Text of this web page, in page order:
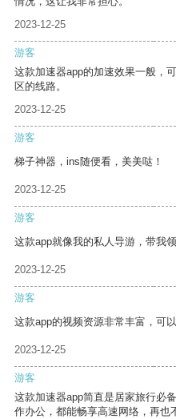
2023-12-25
游客
这款加速器app的加速效果一般，
区的线路。
2023-12-25
游客
梯子神器，ins随便看，美美哒！
2023-12-25
游客
这款app就像我的私人导游，带我
2023-12-25
游客
这款app的视频资源非常丰富，可
2023-12-25
游客
这款加速器app简直是居家旅行必
作办公，都能畅享高速网络，再也